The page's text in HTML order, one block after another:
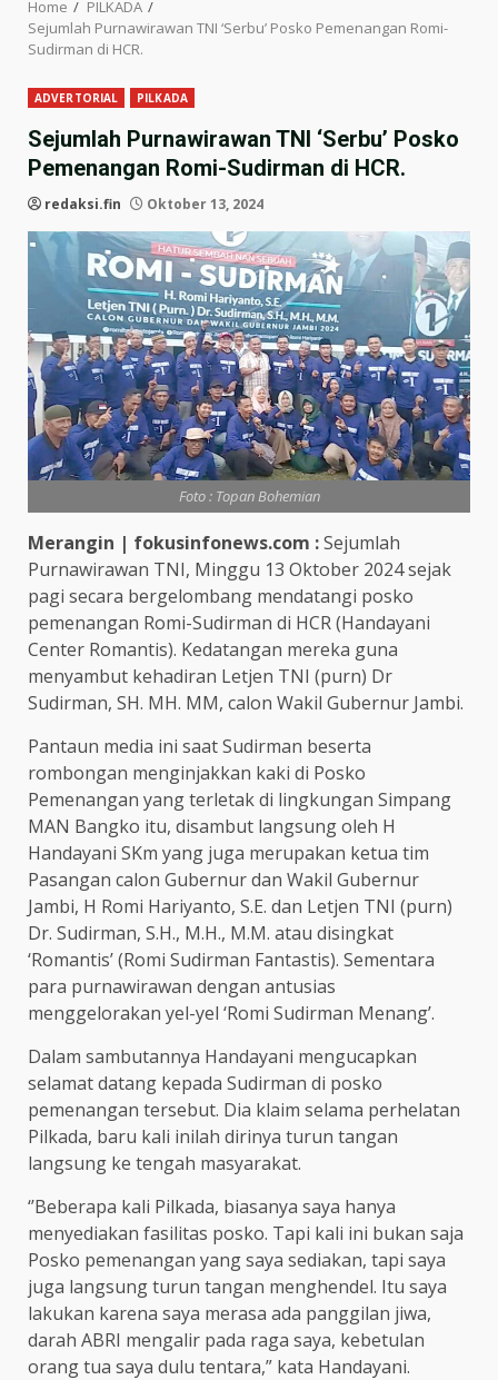
Home
PILKADA
Sejumlah Purnawirawan TNI ‘Serbu’ Posko Pemenangan Romi-
Sudirman di HCR.
ADVERTORIAL PILKADA
Sejumlah Purnawirawan TNI ‘Serbu’ Posko
Pemenangan Romi-Sudirman di HCR.
redaksi.fin Oktober 13, 2024
Foto : Topan Bohemian
Merangin | fokusinfonews.com :Sejumlah
Purnawirawan TNI, Minggu 13 Oktober 2024 sejak
pagi secara bergelombang mendatangi posko
pemenangan Romi-Sudirman di HCR (Handayani
Center Romantis). Kedatangan mereka guna
menyambut kehadiran Letjen TNI (purn) Dr
Sudirman, SH. MH. MM, calon Wakil Gubernur Jambi.
Pantaun media ini saat Sudirman beserta
rombongan menginjakkan kaki di Posko
Pemenangan yang terletak di lingkungan Simpang
MAN Bangko itu, disambut langsung oleh H
Handayani SKm yang juga merupakan ketua tim
Pasangan calon Gubernur dan Wakil Gubernur
Jambi, H Romi Hariyanto, S.E. dan Letjen TNI (purn)
Dr. Sudirman, S.H., M.H., M.M. atau disingkat
‘Romantis’ (Romi Sudirman Fantastis). Sementara
para purnawirawan dengan antusias
menggelorakan yel-yel ‘Romi Sudirman Menang’.
Dalam sambutannya Handayani mengucapkan
selamat datang kepada Sudirman di posko
pemenangan tersebut. Dia klaim selama perhelatan
Pilkada, baru kali inilah dirinya turun tangan
langsung ke tengah masyarakat.
‘’Beberapa kali Pilkada, biasanya saya hanya
menyediakan fasilitas posko. Tapi kali ini bukan saja
Posko pemenangan yang saya sediakan, tapi saya
juga langsung turun tangan menghendel. Itu saya
lakukan karena saya merasa ada panggilan jiwa,
darah ABRI mengalir pada raga saya, kebetulan
orang tua saya dulu tentara,” kata Handayani.